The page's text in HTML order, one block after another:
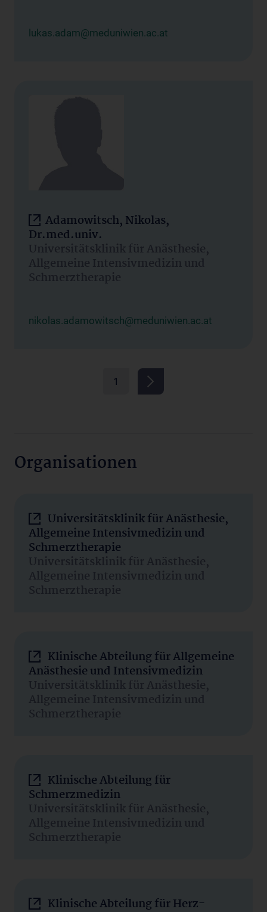
lukas.adam@meduniwien.ac.at
Adamowitsch, Nikolas,
Dr.med.univ.
Universitätsklinik für Anästhesie,
Allgemeine Intensivmedizin und
Schmerztherapie
nikolas.adamowitsch@meduniwien.ac.at
1
Organisationen
Universitätsklinik für Anästhesie,
Allgemeine Intensivmedizin und
Schmerztherapie
Universitätsklinik für Anästhesie,
Allgemeine Intensivmedizin und
Schmerztherapie
Klinische Abteilung für Allgemeine
Anästhesie und Intensivmedizin
Universitätsklinik für Anästhesie,
Allgemeine Intensivmedizin und
Schmerztherapie
Klinische Abteilung für
Schmerzmedizin
Universitätsklinik für Anästhesie,
Allgemeine Intensivmedizin und
Schmerztherapie
Klinische Abteilung für Herz-